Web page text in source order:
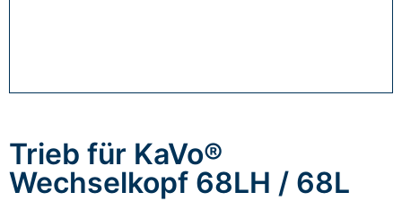
Trieb für KaVo®
Wechselkopf 68LH / 68L